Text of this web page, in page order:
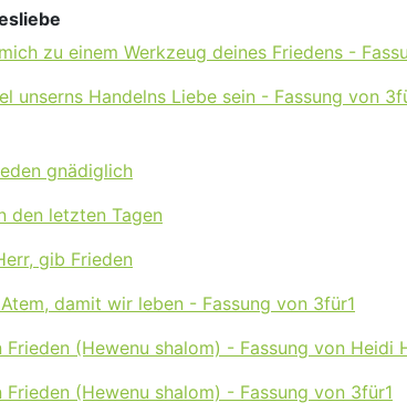
zu einem Werkzeug deines Friedens -
unserns Handelns Liebe sein - Fassung von
gnädiglich
den letzten Tagen
gib Frieden
damit wir leben - Fassung von 3für1
Frieden (Hewenu shalom) - Fassung von Heidi
Frieden (Hewenu shalom) - Fassung von 3für1